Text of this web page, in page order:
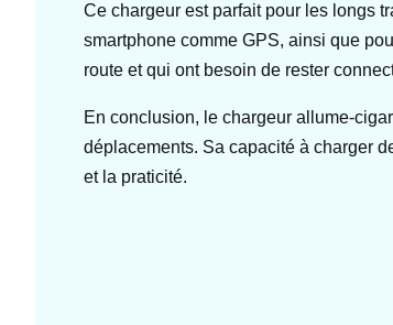
Ce chargeur est parfait pour les longs
smartphone comme GPS, ainsi que
route et qui ont besoin de rester
En conclusion, le chargeur allume-
déplacements. Sa capacité à charger
et la praticité.